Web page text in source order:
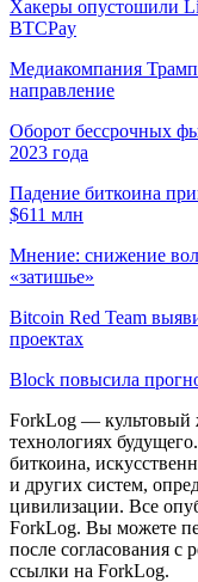
Хакеры опустошили
BTCPay
Медиакомпания
направление
Оборот бессрочных
2023 года
Падение биткоина
$611 млн
Мнение: снижение
«затишье»
Bitcoin Red Team
проектах
Block повысила
ForkLog — культовый
технологиях
биткоина,
и других систем,
цивилизации. Все
ForkLog. Вы можете
после согласования с
ссылки на ForkLog.